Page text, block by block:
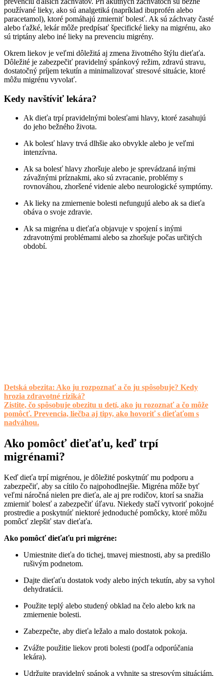
používané lieky, ako sú analgetiká (napríklad ibuprofén alebo
paracetamol), ktoré pomáhajú zmierniť bolesť. Ak sú záchvaty časté
alebo ťažké, lekár môže predpísať špecifické lieky na migrénu, ako
sú triptány alebo iné lieky na prevenciu migrény.
Okrem liekov je veľmi dôležitá aj zmena životného štýlu dieťaťa.
Dôležité je zabezpečiť pravidelný spánkový režim, zdravú stravu,
dostatočný príjem tekutín a minimalizovať stresové situácie, ktoré
môžu migrénu vyvolať.
Kedy navštíviť lekára?
Ak dieťa trpí pravidelnými bolesťami hlavy, ktoré zasahujú
do jeho bežného života.
Ak bolesť hlavy trvá dlhšie ako obvykle alebo je veľmi
intenzívna.
Ak sa bolesť hlavy zhoršuje alebo je sprevádzaná inými
závažnými príznakmi, ako sú zvracanie, problémy s
rovnováhou, zhoršené videnie alebo neurologické symptómy.
Ak lieky na zmiernenie bolesti nefungujú alebo ak sa dieťa
obáva o svoje zdravie.
Ak sa migréna u dieťaťa objavuje v spojení s inými
zdravotnými problémami alebo sa zhoršuje počas určitých
období.
Detská obezita: Ako ju rozpoznať a čo ju spôsobuje? Kedy
hrozia zdravotné riziká?
Zistite, čo spôsobuje obezitu u detí, ako ju rozoznať a čo môže
pomôcť. Prevencia, liečba aj tipy, ako hovoriť s dieťaťom s
nadváhou.
Ako pomôcť dieťaťu, keď trpí
migrénami?
Keď dieťa trpí migrénou, je dôležité poskytnúť mu podporu a
zabezpečiť, aby sa cítilo čo najpohodlnejšie. Migréna môže byť
veľmi náročná nielen pre dieťa, ale aj pre rodičov, ktorí sa snažia
zmierniť bolesť a zabezpečiť úľavu. Niekedy stačí vytvoriť pokojné
prostredie a poskytnúť niektoré jednoduché pomôcky, ktoré môžu
pomôcť zlepšiť stav dieťaťa.
Ako pomôcť dieťaťu pri migréne:
Umiestnite dieťa do tichej, tmavej miestnosti, aby sa predišlo
rušivým podnetom.
Dajte dieťaťu dostatok vody alebo iných tekutín, aby sa vyhol
dehydratácii.
Použite teplý alebo studený obklad na čelo alebo krk na
zmiernenie bolesti.
Zabezpečte, aby dieťa ležalo a malo dostatok pokoja.
Zvážte použitie liekov proti bolesti (podľa odporúčania
lekára).
Udržujte pravidelný spánok a vyhnite sa stresovým situáciám,